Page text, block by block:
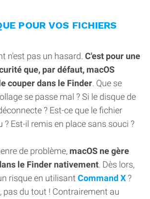
POUR VOS FICHIERS
n'est pas un hasard. C'est pour une
que, par défaut, macOS
couper dans le Finder. Que se
se passe mal ? Si le disque de
? Est-ce que le fichier
? Est-il remis en place sans souci ?
de problème, macOS ne gère
le Finder nativement. Dès lors,
risque en utilisant Command X?
pas du tout ! Contrairement au